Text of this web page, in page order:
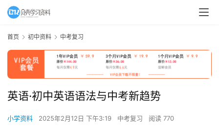
首页 初中资料 中考复习
英语·初中英语语法与中考新趋势
小学资料 2025年2月12日 下午3:19 中考复习 阅读 770